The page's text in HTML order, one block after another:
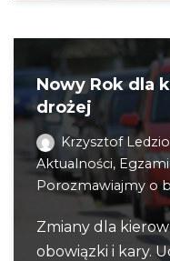
Nowy Rok dla
drożej
Krzysztof
Aktualności,
Porozmawiajmy o
Zmiany dla
obowiązki i kary.